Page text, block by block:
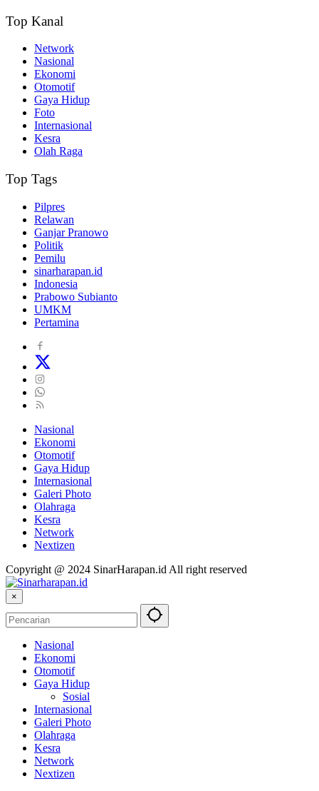
Top Kanal
Network
Nasional
Ekonomi
Otomotif
Gaya Hidup
Foto
Internasional
Kesra
Olah Raga
Top Tags
Pilpres
Relawan
Ganjar Pranowo
Politik
Pemilu
sinarharapan.id
Indonesia
Prabowo Subianto
UMKM
Pertamina
Nasional
Ekonomi
Otomotif
Gaya Hidup
Internasional
Galeri Photo
Olahraga
Kesra
Network
Nextizen
Copyright @ 2024 SinarHarapan.id All right reserved
×
Nasional
Ekonomi
Otomotif
Gaya Hidup
Sosial
Internasional
Galeri Photo
Olahraga
Kesra
Network
Nextizen